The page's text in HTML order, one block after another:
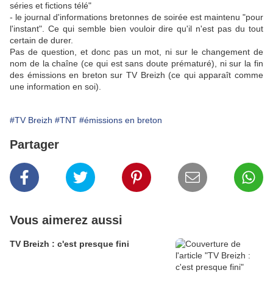
séries et fictions télé"
- le journal d'informations bretonnes de soirée est maintenu "pour
l'instant". Ce qui semble bien vouloir dire qu'il n'est pas du tout
certain de durer.
Pas de question, et donc pas un mot, ni sur le changement de
nom de la chaîne (ce qui est sans doute prématuré), ni sur la fin
des émissions en breton sur TV Breizh (ce qui apparaît comme
une information en soi).
#TV Breizh #TNT #émissions en breton
Partager
Vous aimerez aussi
TV Breizh : c'est presque fini